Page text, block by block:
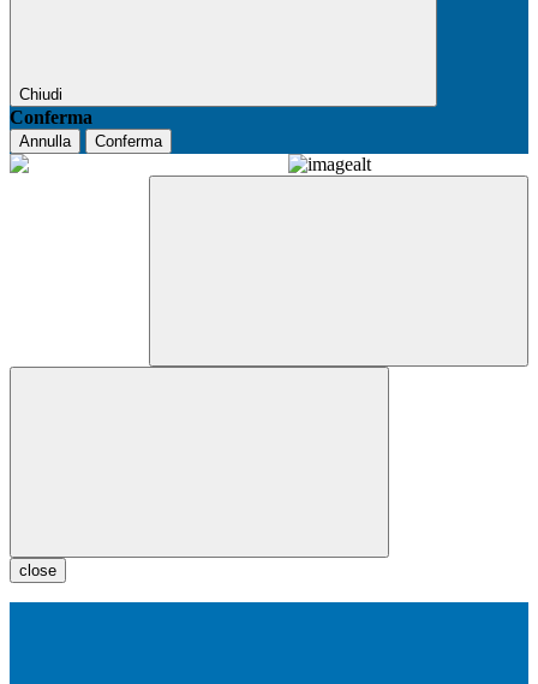
Chiudi
Conferma
Annulla Conferma
close